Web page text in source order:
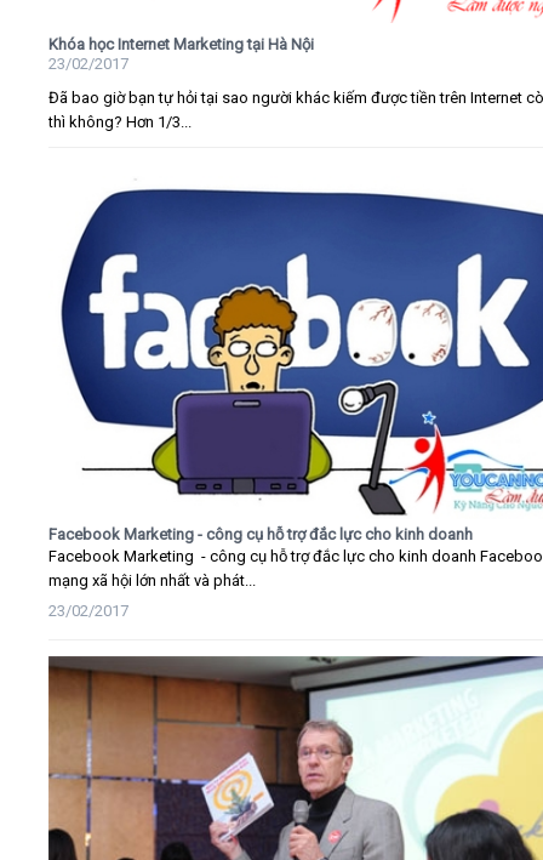
Khóa học Internet Marketing tại Hà Nội
23/02/2017
Đã bao giờ bạn tự hỏi tại sao người khác kiếm được tiền trên Internet
thì không? Hơn 1/3...
Facebook Marketing - công cụ hỗ trợ đắc lực cho kinh doanh
Facebook Marketing - công cụ hỗ trợ đắc lực cho kinh doanh
mạng xã hội lớn nhất và phát...
23/02/2017